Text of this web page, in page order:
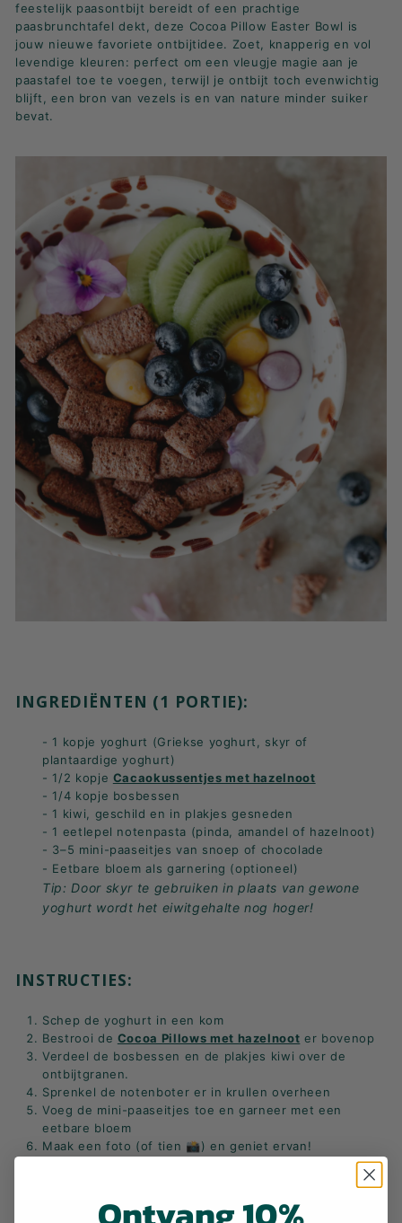
feestelijk paasontbijt bereidt of een prachtige
paasbrunchtafel dekt, deze Cocoa Pillow Easter Bowl is
jouw nieuwe favoriete ontbijtidee. Zoet, knapperig en vol
levendige kleuren: perfect om een vleugje magie aan je
paastafel toe te voegen, terwijl je ontbijt toch evenwichtig
blijft, een bron van vezels is en van nature minder suiker
bevat.
INGREDIËNTEN (1 PORTIE):
- 1 kopje yoghurt (Griekse yoghurt, skyr of
plantaardige yoghurt)
- 1/2 kopje Cacaokussentjes met hazelnoot
- 1/4 kopje bosbessen
- 1 kiwi, geschild en in plakjes gesneden
- 1 eetlepel notenpasta (pinda, amandel of hazelnoot)
- 3–5 mini-paaseitjes van snoep of chocolade
- Eetbare bloem als garnering (optioneel)
Tip: Door skyr te gebruiken in plaats van gewone
yoghurt wordt het eiwitgehalte nog hoger!
INSTRUCTIES:
Schep de yoghurt in een kom
Bestrooi de Cocoa Pillows met hazelnoot er bovenop
Verdeel de bosbessen en de plakjes kiwi over de
ontbijtgranen.
Sprenkel de notenboter er in krullen overheen
Voeg de mini-paaseitjes toe en garneer met een
eetbare bloem
Maak een foto (of tien 📸) en geniet ervan!